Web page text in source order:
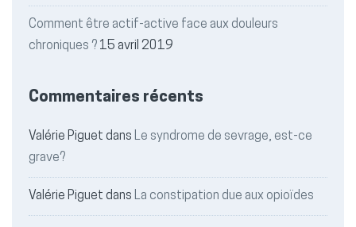
Comment être actif-active face aux douleurs
chroniques ? 15 avril 2019
Commentaires récents
Valérie Piguet dans Le syndrome de sevrage, est-ce
grave?
Valérie Piguet dans La constipation due aux opioïdes